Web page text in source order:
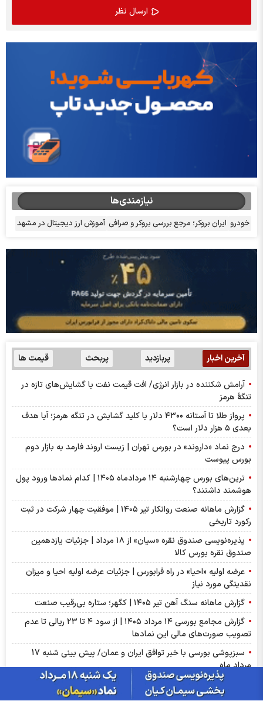
نیازمندی‌ها
خودرو ایران بروکر؛ مرجع بررسی بروکر و صرافی آموزش ارز دیجیتال در مشهد
آخرین اخبار پربازدید پربحث قیمت ها
آرامش شکننده در بازار انرژی/ افت قیمت نفت با گشایش‌های تازه در
تنگۀ هرمز
پرواز طلا تا آستانه ۴۳۰۰ دلار با کلید گشایش در تنگه هرمز؛ آیا هدف
بعدی ۵ هزار دلار است؟
درج نماد «داروند» در بورس تهران | زیست اروند فارمد به بازار دوم
بورس پیوست
ترین‌های بورس چهارشنبه ۱۴ مردادماه ۱۴۰۵ | کدام نماد‌ها ورود پول
هوشمند داشتند؟
گزارش ماهانه صنعت روانکار تیر ۱۴۰۵ | موفقیت چهار شرکت در ثبت
رکورد تاریخی
پذیره‌نویسی صندوق نقره «سیان» از ۱۸ مرداد | جزئیات یازدهمین
صندوق نقره بورس کالا
عرضه اولیه «احیا» در راه فرابورس | جزئیات عرضه اولیه احیا و میزان
نقدینگی مورد نیاز
گزارش ماهانه سنگ آهن تیر ۱۴۰۵ | کگهر؛ ستاره بی‌رقیب صنعت
گزارش مجامع بورسی ۱۴ مرداد ۱۴۰۵ | از سود ۴ تا ۲۳ ریالی تا عدم
تصویب صورت‌های مالی این نماد‌ها
سبزپوشی بورسی با خبر توافق ایران و عمان/ پیش بینی شنبه 17
مرداد ماه
از درآمد ثابت تا طلا؛ آشنایی با صندوق‌های سرمایه‌گذاری ترنج
بازار گوگرد چین وارد فاز اصلاح شد؛ ضعف تقاضای کودهای فسفاته